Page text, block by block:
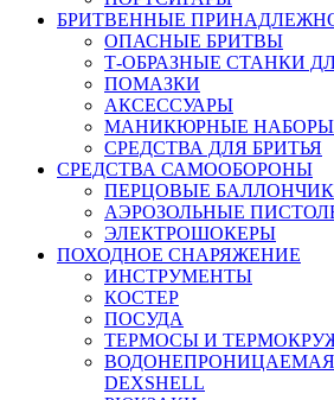
БРИТВЕННЫЕ
ОПАСНЫЕ БРИТВЫ
Т-ОБРАЗНЫЕ СТАНКИ
ПОМАЗКИ
АКСЕССУАРЫ
МАНИКЮРНЫЕ
СРЕДСТВА ДЛЯ БРИТЬЯ
СРЕДСТВА САМООБОРОНЫ
ПЕРЦОВЫЕ
АЭРОЗОЛЬНЫЕ
ЭЛЕКТРОШОКЕРЫ
ПОХОДНОЕ СНАРЯЖЕНИЕ
ИНСТРУМЕНТЫ
КОСТЕР
ПОСУДА
ТЕРМОСЫ И
DEXSHELL